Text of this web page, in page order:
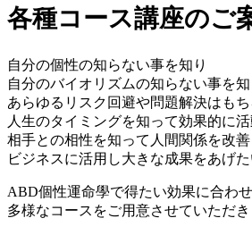
各種コース講座のご
自分の個性の知らない事を知り
自分のバイオリズムの知らない事を知
あらゆるリスク回避や問題解決はも
人生のタイミングを知って効果的に
相手との相性を知って人間関係を改
ビジネスに活用し大きな成果をあげた
ABD個性運命學で得たい効果に合わせ
多様なコースをご用意させていただき